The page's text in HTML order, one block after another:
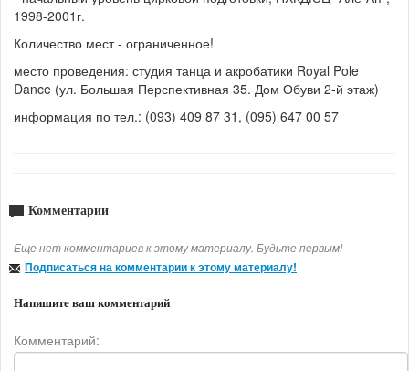
1998-2001г.
Количество мест - ограниченное!
место проведения: студия танца и акробатики Royal Pole
Dance (ул. Большая Перспективная 35. Дом Обуви 2-й этаж)
информация по тел.: (093) 409 87 31, (095) 647 00 57
Комментарии
Еще нет комментариев к этому материалу. Будьте первым!
Подписаться на комментарии к этому материалу!
Напишите ваш комментарий
Комментарий: